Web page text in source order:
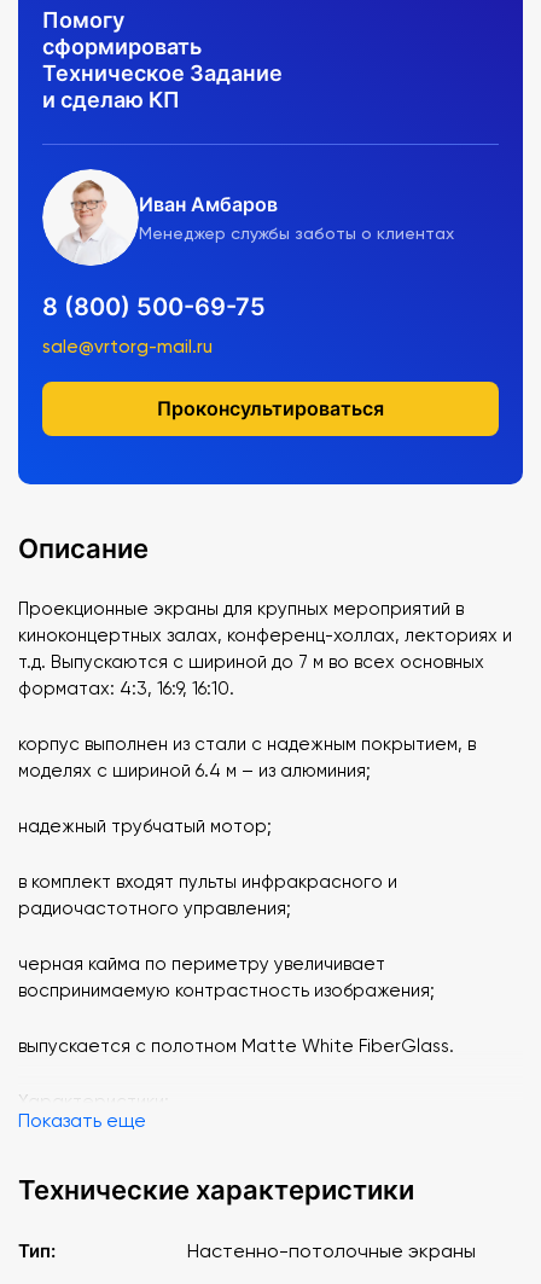
Помогу
сформировать
Техническое Задание
и сделаю КП
Иван Амбаров
Менеджер службы заботы о клиентах
8 (800) 500-69-75
sale@vrtorg-mail.ru
Проконсультироваться
Описание
Проекционные экраны для крупных мероприятий в
киноконцертных залах, конференц-холлах, лекториях и
т.д. Выпускаются с шириной до 7 м во всех основных
форматах: 4:3, 16:9, 16:10.
корпус выполнен из стали с надежным покрытием, в
моделях с шириной 6.4 м – из алюминия;
надежный трубчатый мотор;
в комплект входят пульты инфракрасного и
радиочастотного управления;
черная кайма по периметру увеличивает
воспринимаемую контрастность изображения;
выпускается с полотном Matte White FiberGlass.
Характеристики:
Тип полотна Matte White FiberGlass
Показать еще
Технические характеристики
Тип: Настенно-потолочные экраны